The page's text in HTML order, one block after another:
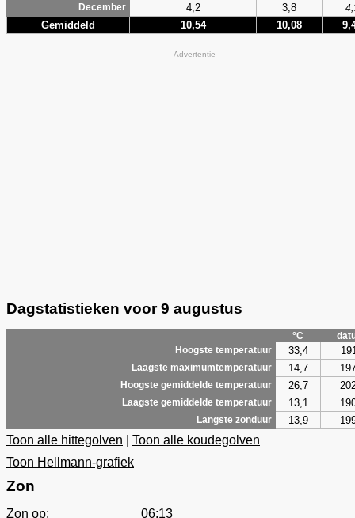
December
4,2 3,8
Gemiddeld 10,54 10,08
Advertentie
Dagstatistieken voor 9 augustus
°C
Hoogste temperatuur
33,4
Laagste maximumtemperatuur 14,7
Hoogste gemiddelde temperatuur 26,7
Laagste gemiddelde temperatuur 13,1
Langste zonduur 13,9
Toon alle hittegolven
Toon alle koudegolven
Toon Hellmann-grafiek
Zon
Zon op:
06:13